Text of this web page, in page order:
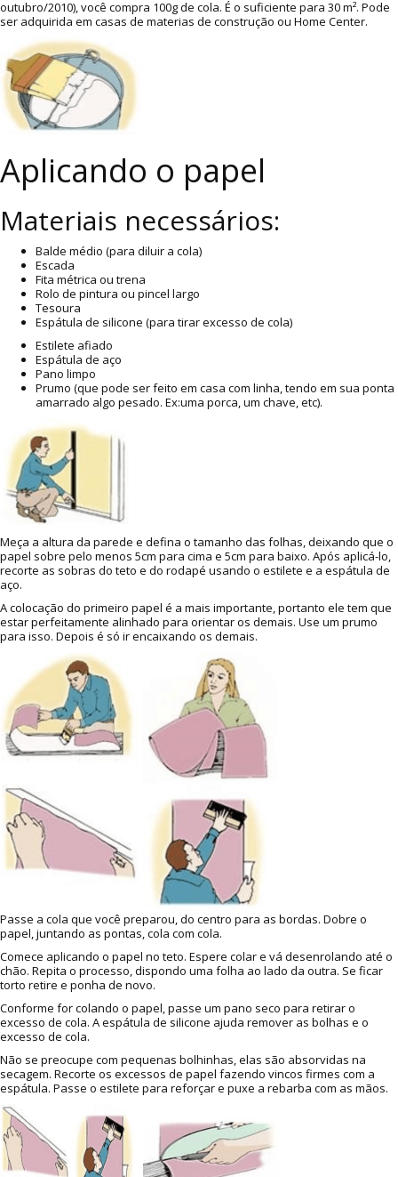
outubro/2010), você compra 100g de cola. É o suficiente para 30 m². Pode
ser adquirida em casas de materias de construção ou Home Center.
Aplicando o papel
Materiais necessários:
Balde médio (para diluir a cola)
Escada
Fita métrica ou trena
Rolo de pintura ou pincel largo
Tesoura
Espátula de silicone (para tirar excesso de cola)
Estilete afiado
Espátula de aço
Pano limpo
Prumo (que pode ser feito em casa com linha, tendo em sua ponta
amarrado algo pesado. Ex:uma porca, um chave, etc).
Meça a altura da parede e defina o tamanho das folhas, deixando que o
papel sobre pelo menos 5cm para cima e 5cm para baixo. Após aplicá-lo,
recorte as sobras do teto e do rodapé usando o estilete e a espátula de
aço.
A colocação do primeiro papel é a mais importante, portanto ele tem que
estar perfeitamente alinhado para orientar os demais. Use um prumo
para isso. Depois é só ir encaixando os demais.
Passe a cola que você preparou, do centro para as bordas. Dobre o
papel, juntando as pontas, cola com cola.
Comece aplicando o papel no teto. Espere colar e vá desenrolando até o
chão. Repita o processo, dispondo uma folha ao lado da outra. Se ficar
torto retire e ponha de novo.
Conforme for colando o papel, passe um pano seco para retirar o
excesso de cola. A espátula de silicone ajuda remover as bolhas e o
excesso de cola.
Não se preocupe com pequenas bolhinhas, elas são absorvidas na
secagem. Recorte os excessos de papel fazendo vincos firmes com a
espátula. Passe o estilete para reforçar e puxe a rebarba com as mãos.